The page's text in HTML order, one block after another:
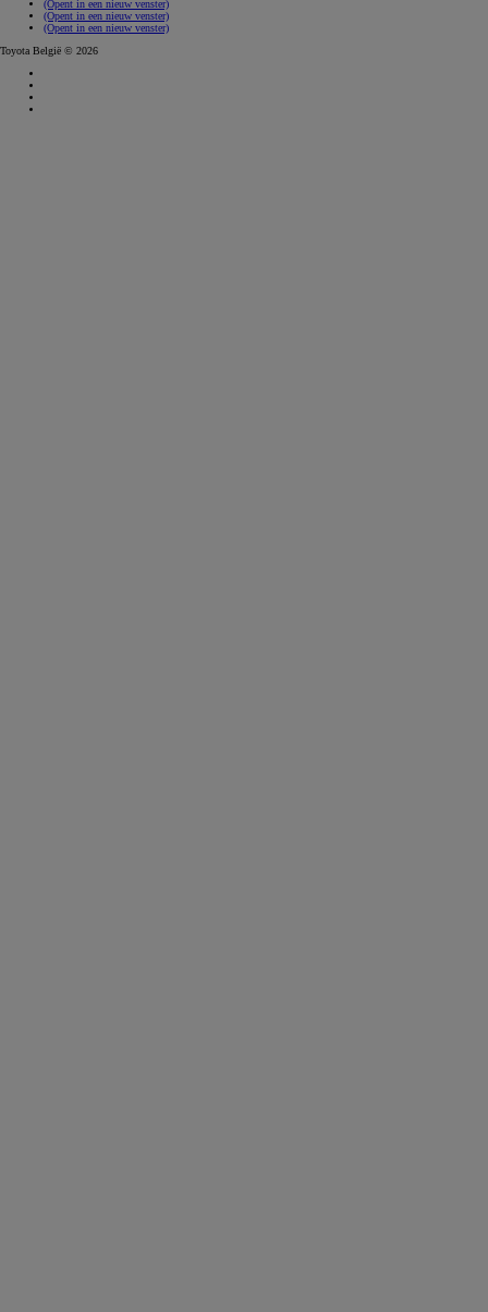
(Opent in een nieuw venster)
(Opent in een nieuw venster)
(Opent in een nieuw venster)
Toyota België © 2026